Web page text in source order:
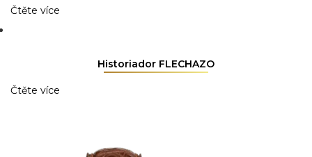
Čtěte více
Historiador FLECHAZO
Čtěte více